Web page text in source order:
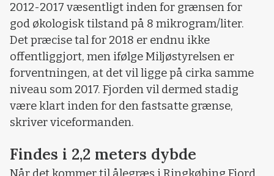
2012-2017 væsentligt inden for grænsen for
god økologisk tilstand på 8 mikrogram/liter.
Det præcise tal for 2018 er endnu ikke
offentliggjort, men ifølge Miljøstyrelsen er
forventningen, at det vil ligge på cirka samme
niveau som 2017. Fjorden vil dermed stadig
være klart inden for den fastsatte grænse,
skriver viceformanden.
Findes i 2,2 meters dybde